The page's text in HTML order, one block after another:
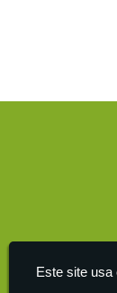
Este site usa